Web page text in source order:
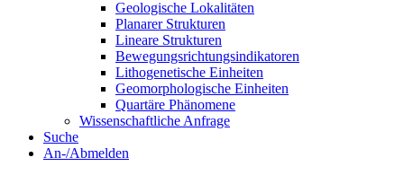
Geologische Lokalitäten
Planarer Strukturen
Lineare Strukturen
Bewegungsrichtungsindikatoren
Lithogenetische Einheiten
Geomorphologische Einheiten
Quartäre Phänomene
Wissenschaftliche Anfrage
Suche
An-/Abmelden